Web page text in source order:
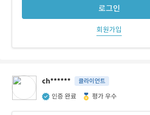
로그인
회원가입
ch****** 클라이언트
인증 완료 평가 우수